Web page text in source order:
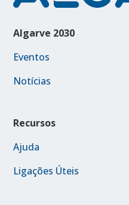
Algarve 2030
Eventos
Notícias
Recursos
Ajuda
Ligações Úteis